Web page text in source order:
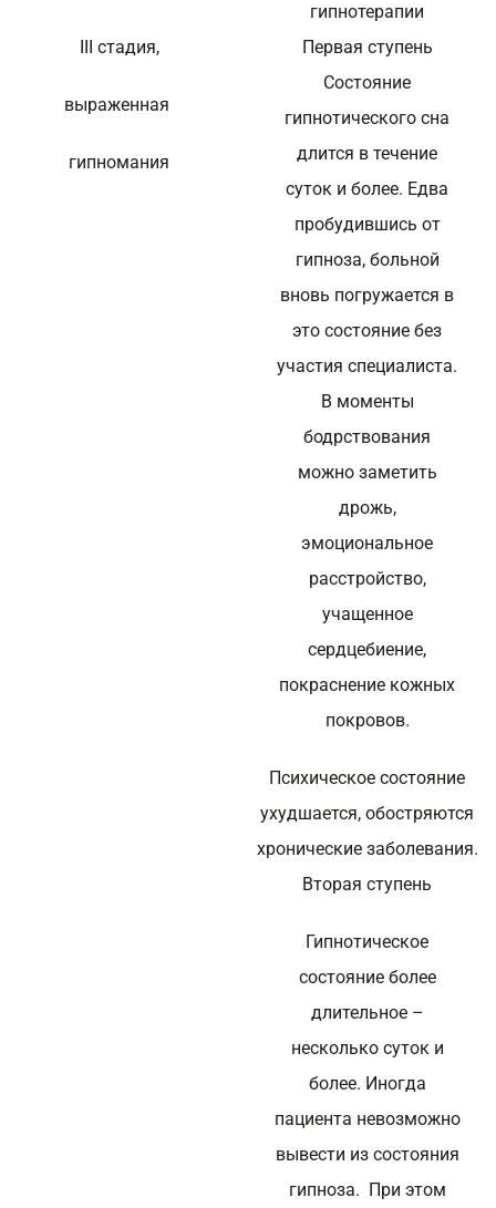
гипнотерапии
III стадия,
выраженная
гипномания
Первая ступень
Состояние
гипнотического сна
длится в течение
суток и более. Едва
пробудившись от
гипноза, больной
вновь погружается в
это состояние без
участия специалиста.
В моменты
бодрствования
можно заметить
дрожь,
эмоциональное
расстройство,
учащенное
сердцебиение,
покраснение кожных
покровов.
Психическое состояние
ухудшается, обостряются
хронические заболевания.
Вторая ступень
Гипнотическое
состояние более
длительное –
несколько суток и
более. Иногда
пациента невозможно
вывести из состояния
гипноза. При этом